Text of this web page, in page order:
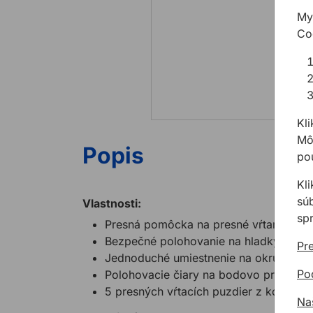
Popis
Vlastnosti:
Presná pomôcka na presné vŕtanie
Bezpečné polohovanie na hladkých
Jednoduché umiestnenie na okrúhly
Polohovacie čiary na bodovo presné
5 presných vŕtacích puzdier z kovu